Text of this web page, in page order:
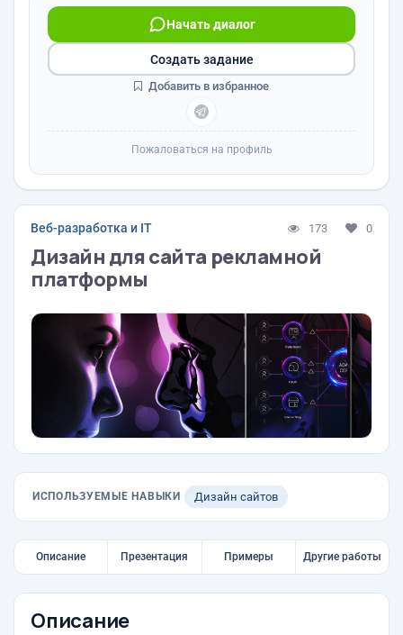
Начать диалог
Создать задание
Добавить в избранное
Пожаловаться на профиль
Веб-разработка и IT 173 0
Дизайн для сайта рекламной
платформы
ИСПОЛЬЗУЕМЫЕ НАВЫКИ Дизайн сайтов
Описание Презентация Примеры Другие работы
Описание